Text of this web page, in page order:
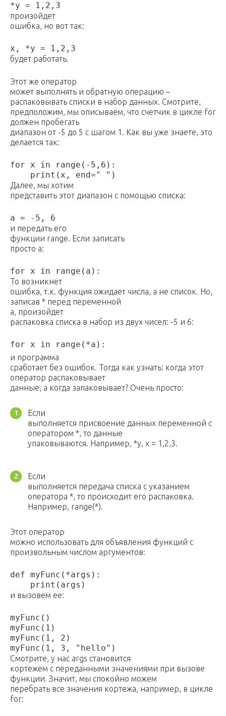
*y = 1,2,3
произойдет
ошибка, но вот так:
x, *y = 1,2,3
будет работать.
Этот же оператор
может выполнять и обратную операцию –
распаковывать списки в набор данных. Смотрите,
предположим, мы описываем, что счетчик в цикле for
должен пробегать
диапазон от -5 до 5 с шагом 1. Как вы уже знаете, это
делается так:
for x in range(-5,6):
print(x, end=" ")
Далее, мы хотим
представить этот диапазон с помощью списка:
a = -5, 6
и передать его
функции range. Если записать
просто a:
for x in range(a):
То возникнет
ошибка, т.к. функция ожидает числа, а не список. Но,
записав * перед переменной
a, произойдет
распаковка списка в набор из двух чисел: -5 и 6:
for x in range(*a):
и программа
сработает без ошибок. Тогда как узнать: когда этот
оператор распаковывает
данные, а когда запаковывает? Очень просто:
Если
выполняется присвоение данных переменной с
оператором *, то данные
упаковываются. Например, *y, x = 1,2,3.
Если
выполняется передача списка с указанием
оператора *, то происходит его распаковка.
Например, range(*).
Этот оператор
можно использовать для объявления функций с
произвольным числом аргументов:
def myFunc(*args):
print(args)
и вызовем ее:
myFunc()
myFunc(1)
myFunc(1, 2)
myFunc(1, 3, "hello")
Смотрите, у нас args становится
кортежем с переданными значениями при вызове
функции. Значит, мы спокойно можем
перебрать все значения кортежа, например, в цикле
for: